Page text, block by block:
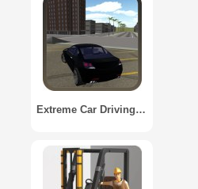
Extreme Car Driving 3D